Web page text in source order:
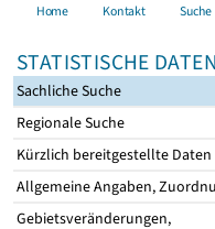
Home Kontakt Suche
STATISTISCHE DATEN
Sachliche Suche
Regionale Suche
Kürzlich bereitgestellte Daten
Allgemeine Angaben,
Gebietsveränderungen,